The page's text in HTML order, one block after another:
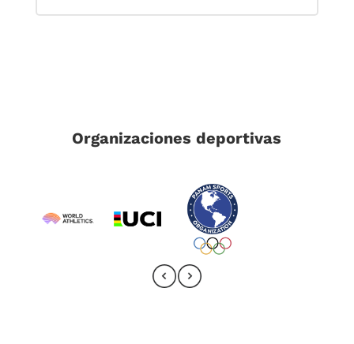
Organizaciones deportivas